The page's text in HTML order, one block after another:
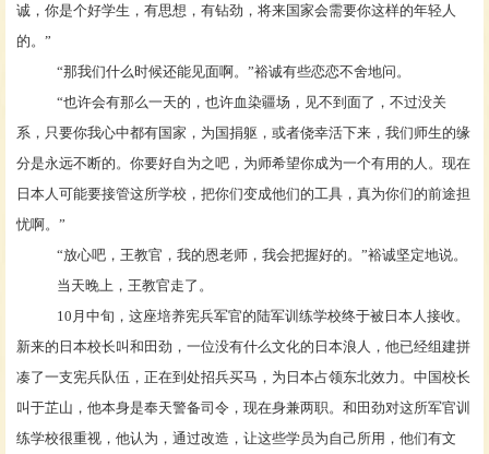
诚，你是个好学生，有思想，有钻劲，将来国家会需要你这样的年轻人
的。”
“那我们什么时候还能见面啊。”裕诚有些恋恋不舍地问。
“也许会有那么一天的，也许血染疆场，见不到面了，不过没关
系，只要你我心中都有国家，为国捐躯，或者侥幸活下来，我们师生的缘
分是永远不断的。你要好自为之吧，为师希望你成为一个有用的人。现在
日本人可能要接管这所学校，把你们变成他们的工具，真为你们的前途担
忧啊。”
“放心吧，王教官，我的恩老师，我会把握好的。”裕诚坚定地说。
当天晚上，王教官走了。
10月中旬，这座培养宪兵军官的陆军训练学校终于被日本人接收。
新来的日本校长叫和田劲，一位没有什么文化的日本浪人，他已经组建拼
凑了一支宪兵队伍，正在到处招兵买马，为日本占领东北效力。中国校长
叫于芷山，他本身是奉天警备司令，现在身兼两职。和田劲对这所军官训
练学校很重视，他认为，通过改造，让这些学员为自己所用，他们有文